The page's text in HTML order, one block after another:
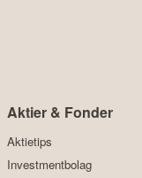
Aktier & Fonder
Aktietips
Investmentbolag